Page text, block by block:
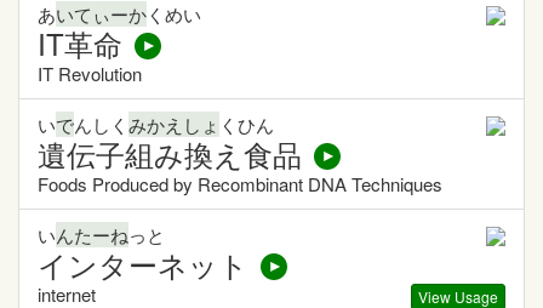
あいてぃーかくめい
IT革命
IT Revolution
いでんしく みかえしょ くひん
遺伝子組み換え食品
Foods Produced by Recombinant DNA Techniques
いんたーねっと
インターネット
View Usage
internet